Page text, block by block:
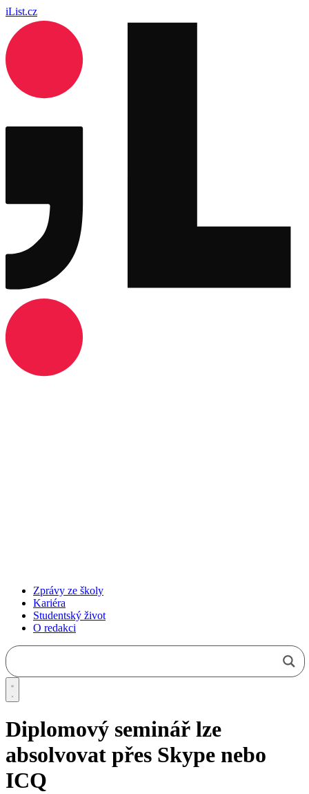
iList.cz
Zprávy ze školy
Kariéra
Studentský život
O redakci
Diplomový seminář lze
absolvovat přes Skype nebo
ICQ